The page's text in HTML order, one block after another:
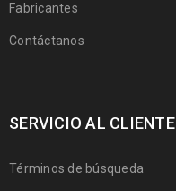
Fabricantes
Contáctanos
SERVICIO AL CLIENTE
Términos de búsqueda